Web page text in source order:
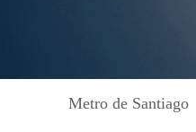
Metro de Santiago